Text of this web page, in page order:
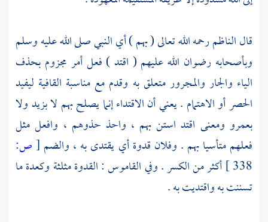
قالالناظمرحمه الله تعالى ( بهم ) أي النبي صلى الله عليه وسلم
وبأصحابه رضوان الله عليهم ( اقتد ) فعل أمر مجزوم بحذف
الياء والجار والمجرور متعلق به وقدم مع مناسبة القافية ليفيد
الحصر أو الاهتمام . يعني أن الاقتداء إنما يصلح بهم لا بزيد ولا
بعمرو ومعنى اقتد استن بهم ، واحذ حذوهم ، وافعل مثل
فعلهم متأسيا بهم . وفلان قدوة أي يقتدى به ، والضم [ص:
338 ] أكثر من الكسر . وفي القاموس : القدوة مثلثة وكعدة ما
تسننت به واقتديت به .